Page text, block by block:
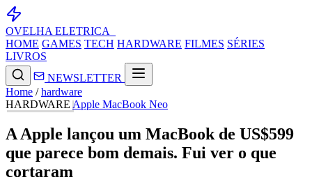
OVELHA ELETRICA_
HOME GAMES TECH HARDWARE FILMES SÉRIES
LIVROS
NEWSLETTER
Home / hardware
HARDWARE Apple MacBook Neo
A Apple lançou um MacBook de US$599
que parece bom demais. Fui ver o que
cortaram